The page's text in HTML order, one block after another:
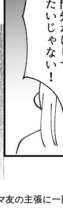
友の主張に